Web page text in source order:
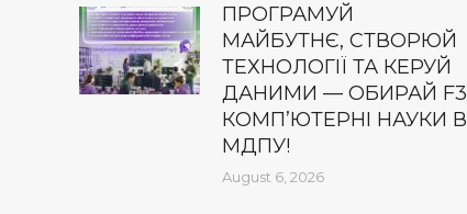
ПРОГРАМУЙ
МАЙБУТНЄ, СТВОРЮЙ
ТЕХНОЛОГІЇ ТА КЕРУЙ
ДАНИМИ — ОБИРАЙ F3
КОМП’ЮТЕРНІ НАУКИ В
МДПУ!
August 6, 2026